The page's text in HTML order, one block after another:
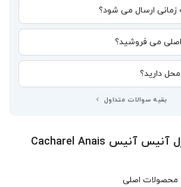
عطر ادکلن کاشارل آنیس آنیس Cacharel Anais
محصولات اصلی
ارسال می شود؟
می فروشید؟
دارید؟
بقیه سوالات متداول